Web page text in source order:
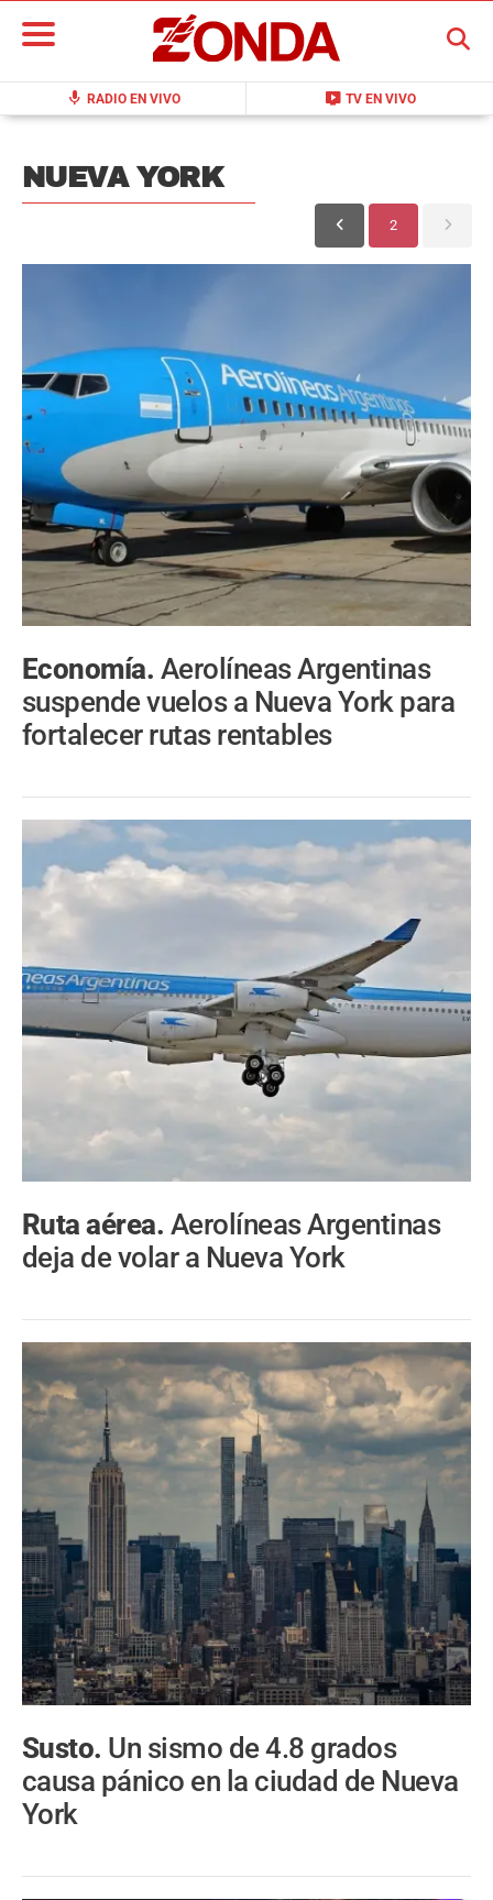
mic RADIO EN VIVO live_tv TV EN VIVO
BUSCAR
NUEVA YORK
2
Economía. Aerolíneas Argentinas
suspende vuelos a Nueva York para
fortalecer rutas rentables
Ruta aérea. Aerolíneas Argentinas
deja de volar a Nueva York
Susto. Un sismo de 4.8 grados
causa pánico en la ciudad de Nueva
York